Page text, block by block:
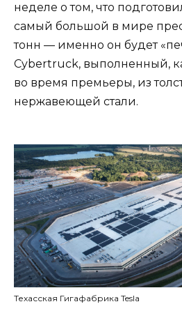
неделе о том, что
самый большой в мире
тонн — именно он будет
Cybertruck, выполненный,
во время премьеры, из
нержавеющей стали.
Техасская Гигафабрика Tesla